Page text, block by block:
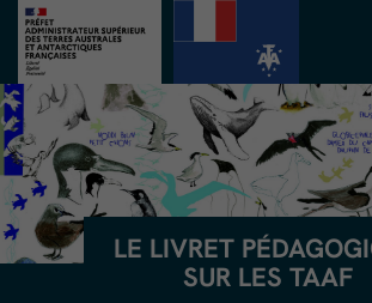
LE LIVRET
SUR LES TAAF